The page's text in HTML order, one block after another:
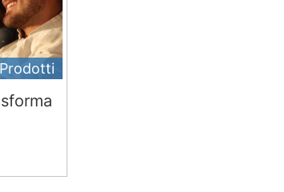
Prodotti